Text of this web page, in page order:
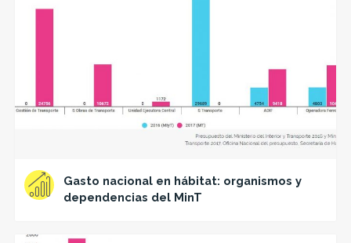
Gasto nacional en hábitat: organismos y
dependencias del MinT